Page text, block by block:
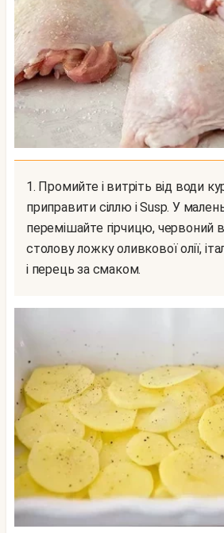
1. Промийте і витріть від води курячі стегна,
приправити сіллю і Susp. У
перемішайте гірчицю, червоний
столову ложку оливкової олії,
і перець за смаком.